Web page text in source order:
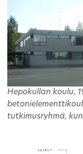
Hepokullan koulu,
tutkimusryhmä,